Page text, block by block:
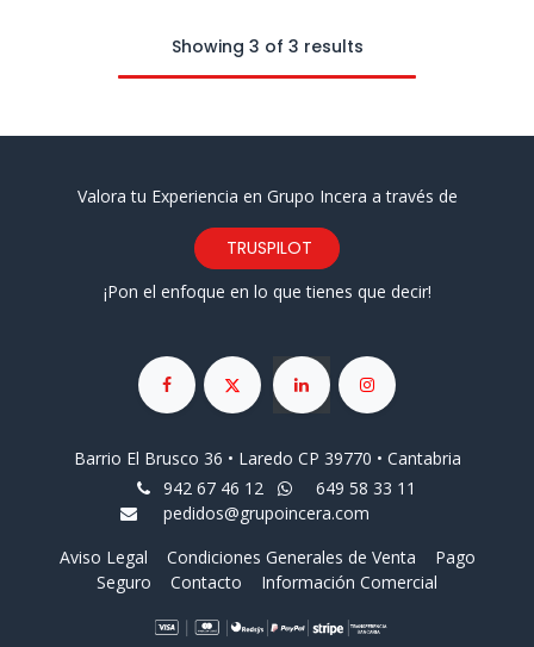
Showing 3 of 3 results
Valora tu Experiencia en Grupo Incera a través de
TRUSPILOT
¡Pon el enfoque en lo que tienes que decir!
Barrio El Brusco 36 • Laredo CP 39770 • Cantabria
942 67 46 12
649 58 33 11
pedidos@grupoincera.com
Aviso Legal
Condiciones Generales de Venta
Pago
Seguro
Contacto Información Comercial